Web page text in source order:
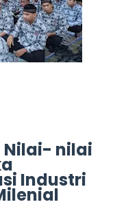
Nilai- nilai
Industri